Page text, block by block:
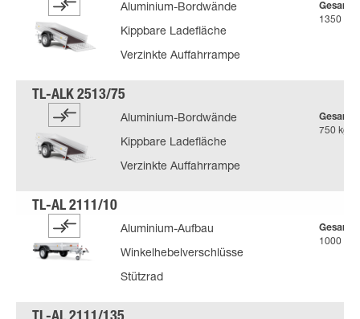
Aluminium-Bordwände
Kippbare Ladefläche
Verzinkte Auffahrrampe
1350 kg
Aluminium-Bordwände
Kippbare Ladefläche
Verzinkte Auffahrrampe
750 kg
Aluminium-Aufbau
Winkelhebelverschlüsse
Stützrad
1000 kg